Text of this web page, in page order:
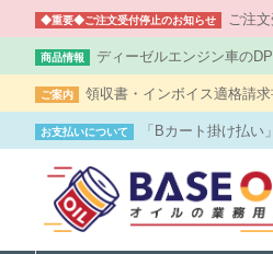
◆重要◆ご注文受付停止のお知らせ ご注
商品情報 ディーゼルエンジン車の
ご案内 領収書・インボイス適格請
お支払いについて 「Bカート掛け払い